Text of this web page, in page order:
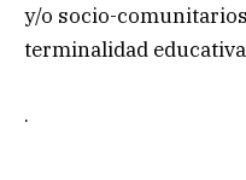
y/o socio-
terminalidad
.